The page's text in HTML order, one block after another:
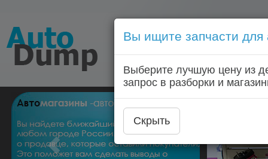
Голосовой запрос
Главная
Вы ищите запчасти для
Выберите лучшую цену из
запрос в разборки и
Скрыть